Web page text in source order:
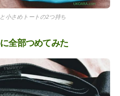
小さめトートの2つ持ち
全部つめてみた